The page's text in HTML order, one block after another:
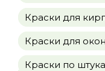
Краски для
Краски для окон
Краски по